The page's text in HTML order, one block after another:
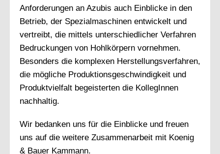
Anforderungen an Azubis auch Einblicke in den
Betrieb, der Spezialmaschinen entwickelt und
vertreibt, die mittels unterschiedlicher Verfahren
Bedruckungen von Hohlkörpern vornehmen.
Besonders die komplexen Herstellungsverfahren,
die mögliche Produktionsgeschwindigkeit und
Produktvielfalt begeisterten die KollegInnen
nachhaltig.
Wir bedanken uns für die Einblicke und freuen
uns auf die weitere Zusammenarbeit mit Koenig
& Bauer Kammann.